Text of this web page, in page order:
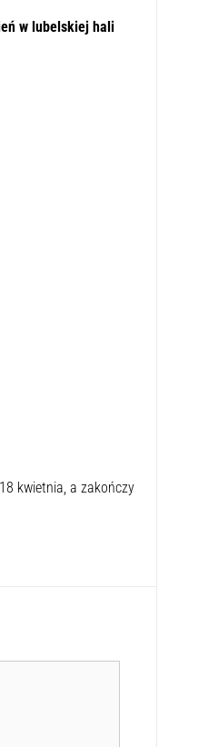
w lubelskiej hali
kwietnia, a zakończy